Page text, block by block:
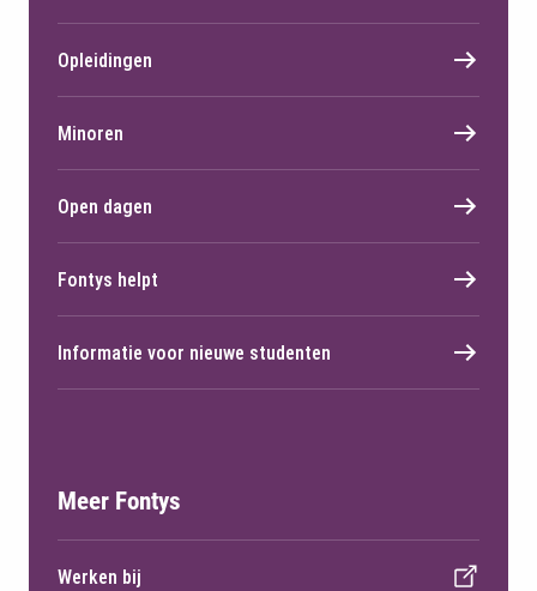
Opleidingen
Minoren
Open dagen
Fontys helpt
Informatie voor nieuwe studenten
Meer Fontys
Werken bij